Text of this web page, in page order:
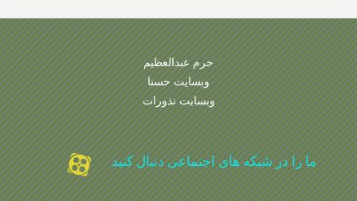
حرم عبدالعظیم
وبسایت حسنا
وبسایت نذورات
ما را در شبکه های اجتماعی دنبال کنید